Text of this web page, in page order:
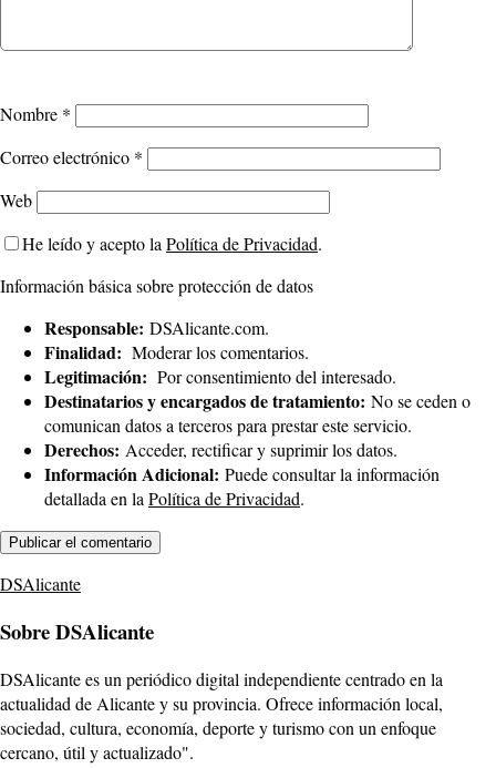
Nombre *
Correo electrónico *
Web
He leído y acepto laPolítica de Privacidad.
Información básica sobre protección de datos
Responsable: DSAlicante.com.
Finalidad: Moderar los comentarios.
Legitimación: Por consentimiento del interesado.
Destinatarios y encargados de tratamiento: No se ceden o
comunican datos a terceros para prestar este servicio.
Derechos: Acceder, rectificar y suprimir los datos.
Información Adicional: Puede consultar la información
detallada en laPolítica de Privacidad.
DSAlicante
Sobre DSAlicante
DSAlicante es un periódico digital independiente centrado en la
actualidad de Alicante y su provincia. Ofrece información local,
sociedad, cultura, economía, deporte y turismo con un enfoque
cercano, útil y actualizado".